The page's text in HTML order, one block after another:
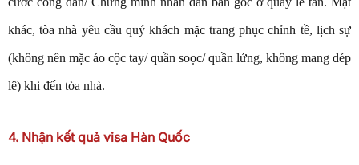
khác, tòa nhà yêu cầu quý khách mặc trang phục chỉnh tề, lịch sự
(không nên mặc áo cộc tay/ quần soọc/ quần lửng, không mang dép
lê) khi đến tòa nhà.
4. Nhận kết quả visa Hàn Quốc